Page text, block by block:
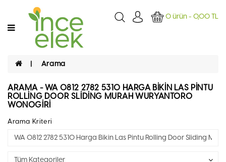
Kategoriler
ANASAYFA
GIDA
TEMIZLIK
ŞIFA
0 ürün - 0,00 TL
Arama
ARAMA - WA 0812 2782 5310 HARGA BIKIN LAS PINTU
ROLLING DOOR SLIDING MURAH WURYANTORO
WONOGIRI
Arama Kriteri